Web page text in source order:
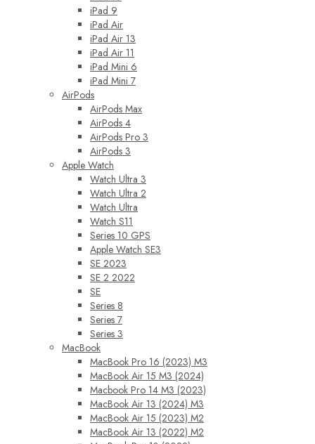
iPad 9
iPad Air
iPad Air 13
iPad Air 11
iPad Mini 6
iPad Mini 7
AirPods
AirPods Max
AirPods 4
AirPods Pro 3
AirPods 3
Apple Watch
Watch Ultra 3
Watch Ultra 2
Watch Ultra
Watch S11
Series 10 GPS
Apple Watch SE3
SE 2023
SE 2 2022
SE
Series 8
Series 7
Series 3
MacBook
MacBook Pro 16 (2023) M3
MacBook Air 15 M3 (2024)
Macbook Pro 14 M3 (2023)
MacBook Air 13 (2024) M3
MacBook Air 15 (2023) M2
MacBook Air 13 (2022) M2